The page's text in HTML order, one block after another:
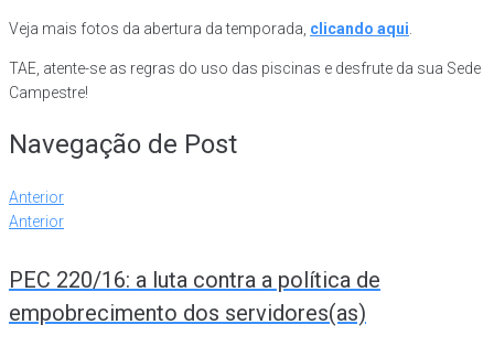
Veja mais fotos da abertura da temporada, clicando aqui
TAE, atente-se as regras do uso das piscinas e desfrute da sua Sede
Campestre!
Navegação de Post
Anterior
Anterior
PEC 220/16: a luta contra a política de
empobrecimento dos servidores(as)